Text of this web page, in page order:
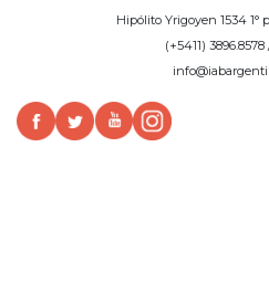
Hipólito Yrigoyen 1534 1°
(+5411)